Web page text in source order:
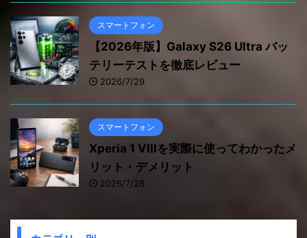
スマートフォン
【2026年版】Galaxy S26 Ultra バッ
テリーテストを徹底レビュー
2026/7/29
スマートフォン
Xperia 1 VIIIを実際に使ってわかったメ
リット・デメリット
2026/7/28